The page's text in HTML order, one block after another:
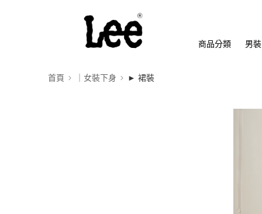
商品分類 男裝
首頁 ｜女裝下身 ► 裙裝